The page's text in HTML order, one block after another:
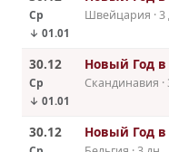
Ср
↓ 01.01
Швейцария · 3
30.12
Ср
↓ 01.01
Новый Год
Скандинавия ·
30.12 Новый Год в